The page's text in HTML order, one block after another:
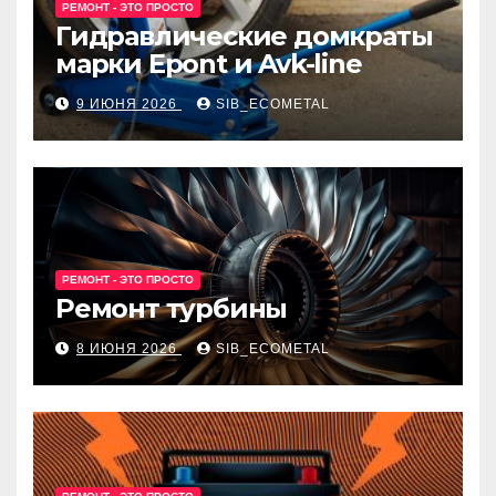
РЕМОНТ - ЭТО ПРОСТО
Гидравлические домкраты
марки Epont и Avk-line
9 ИЮНЯ 2026 SIB_ECOMETAL
РЕМОНТ - ЭТО ПРОСТО
Ремонт турбины
8 ИЮНЯ 2026 SIB_ECOMETAL